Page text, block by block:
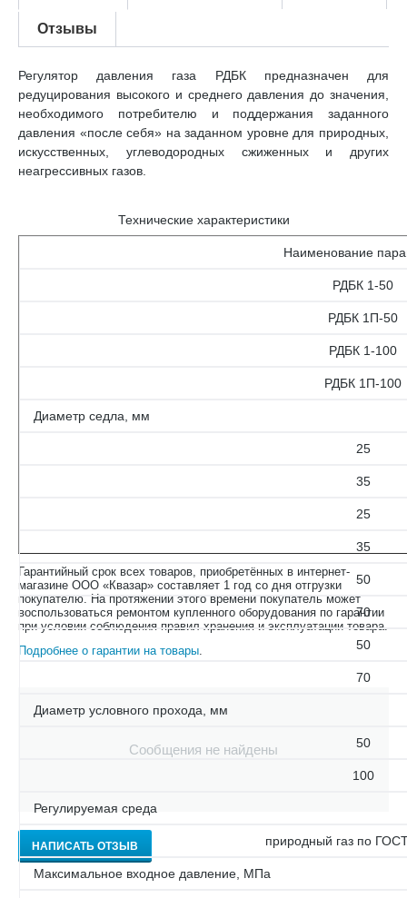
Отзывы
Регулятор давления газа РДБК предназначен для
редуцирования высокого и среднего давления до значения,
необходимого потребителю и поддержания заданного
давления «после себя» на заданном уровне для природных,
искусственных, углеводородных сжиженных и других
неагрессивных газов.
Технические характеристики
Наименование
РДБК 1-50
РДБК 1П-50
РДБК 1-100
РДБК 1П-100
Диаметр седла, мм
25
35
25
35
50
70
50
70
Диаметр условного прохода, мм
50
100
Регулируемая среда
природный газ по
Максимальное входное давление, МПа
Гарантийный срок всех товаров, приобретённых в интернет-
магазине ООО «Квазар» составляет 1 год со дня отгрузки
покупателю. На протяжении этого времени покупатель может
воспользоваться ремонтом купленного оборудования по гарантии
при условии соблюдения правил хранения и эксплуатации товара.
Подробнее о гарантии на товары.
Сообщения не найдены
НАПИСАТЬ ОТЗЫВ